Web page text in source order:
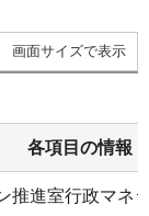
画面サイズで表示
各項目の情報
推進室行政マネ